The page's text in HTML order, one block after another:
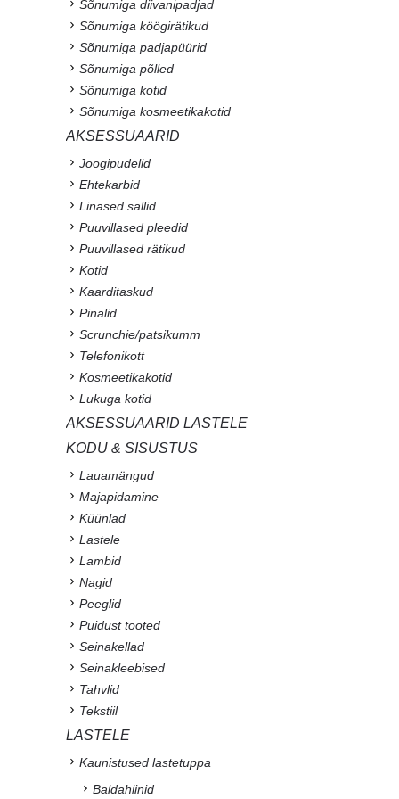
Sõnumiga diivanipadjad
Sõnumiga köögirätikud
Sõnumiga padjapüürid
Sõnumiga põlled
Sõnumiga kotid
Sõnumiga kosmeetikakotid
AKSESSUAARID
Joogipudelid
Ehtekarbid
Linased sallid
Puuvillased pleedid
Puuvillased rätikud
Kotid
Kaarditaskud
Pinalid
Scrunchie/patsikumm
Telefonikott
Kosmeetikakotid
Lukuga kotid
AKSESSUAARID LASTELE
KODU & SISUSTUS
Lauamängud
Majapidamine
Küünlad
Lastele
Lambid
Nagid
Peeglid
Puidust tooted
Seinakellad
Seinakleebised
Tahvlid
Tekstiil
LASTELE
Kaunistused lastetuppa
Baldahiinid